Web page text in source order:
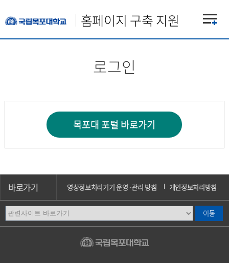
홈페이지 구축 지원
로그인
바로가기 영상정보처리기기 운영·관리 방침 개인정보처리방침
이메일무단수집거부 캠퍼스안내